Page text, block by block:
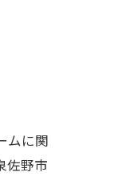
ムに関
佐野市